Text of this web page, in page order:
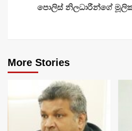
පොලිස් නිලධාරීන්ගේ
More Stories